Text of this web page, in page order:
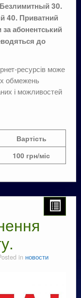
30.
40. Приватний
абонентський
до
ресурсів може
обмежень
і можливостей
Вартість
100 грн/міс
in новости